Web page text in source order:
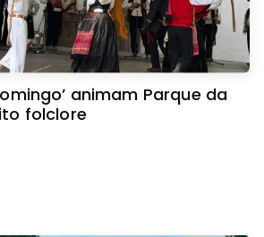
animam Parque da
folclore